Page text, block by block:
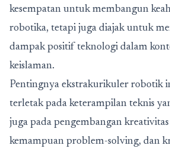
kesempatan untuk membangun
robotika, tetapi juga diajak untuk
dampak positif teknologi dalam
keislaman.
Pentingnya ekstrakurikuler robotik
terletak pada keterampilan teknis
juga pada pengembangan
kemampuan problem-solving, dan